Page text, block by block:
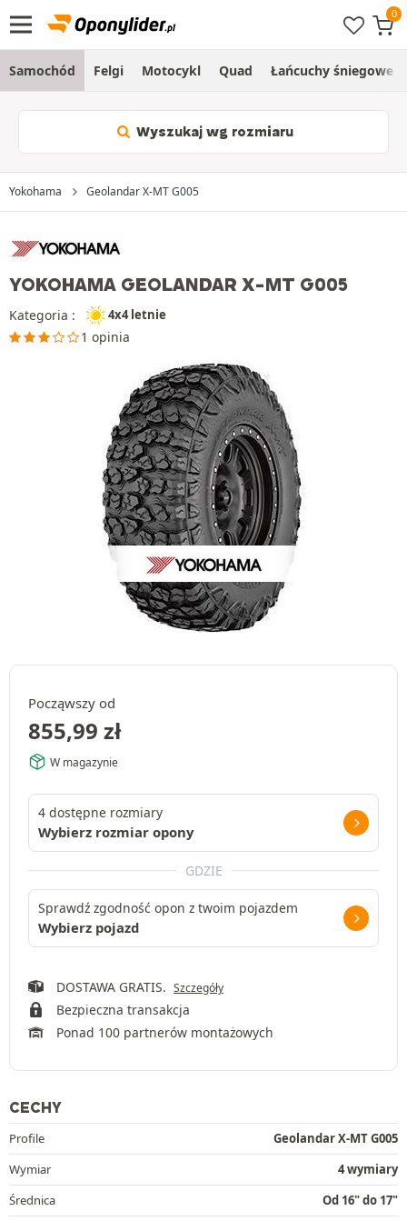
Samochód Felgi Motocykl Quad Łańcuchy śniegowe
Wyszukaj wg rozmiaru
Yokohama Geolandar X-MT G005
YOKOHAMA GEOLANDAR X-MT G005
Kategoria : 4x4 letnie
1 opinia
Począwszy od
855,99 zł
W magazynie
4 dostępne rozmiary
Wybierz rozmiar opony
GDZIE
Sprawdź zgodność opon z twoim pojazdem
Wybierz pojazd
DOSTAWA GRATIS. Szczegóły
Bezpieczna transakcja
Ponad 100 partnerów montażowych
CECHY
Profile
Geolandar X-MT G005
Wymiar
4 wymiary
Średnica
Od 16" do 17"